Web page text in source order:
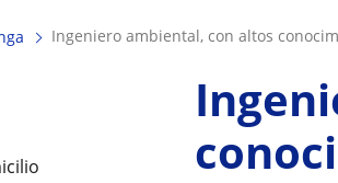
ingeniero ambiental, con altos